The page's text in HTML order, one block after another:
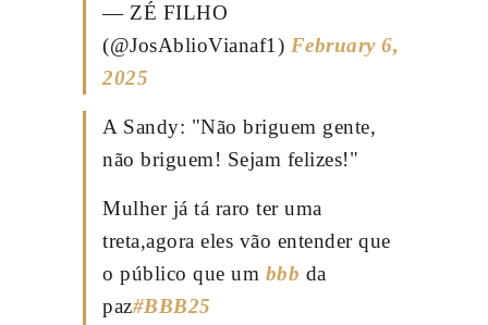
— ZÉ FILHO
(@JosAblioVianaf1) February 6,
2025
A Sandy: "Não briguem gente,
não briguem! Sejam felizes!"
Mulher já tá raro ter uma
treta,agora eles vão entender que
o público que um bbb da
paz#BBB25